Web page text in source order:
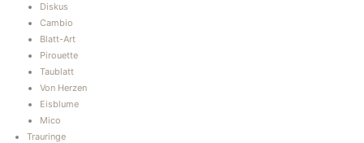
Diskus
Cambio
Blatt-Art
Pirouette
Taublatt
Von Herzen
Eisblume
Mico
Trauringe